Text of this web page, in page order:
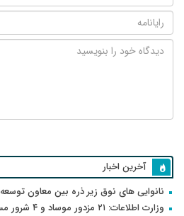
آخرین اخبار
نانوایی های نوق زیر ذره بین معاون توسعه
وزارت اطلاعات: ۲۱ مزدور موساد و ۴ شرور مسلح در کرمان بازداشت شدند